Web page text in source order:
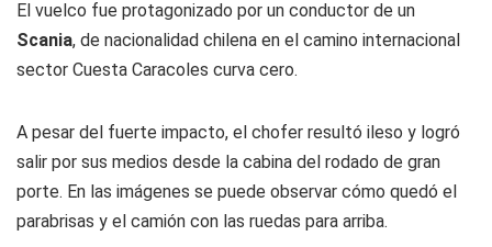
El vuelco fue protagonizado por un conductor de un
Scania, de nacionalidad chilena en el camino internacional
sector Cuesta Caracoles curva cero.
A pesar del fuerte impacto, el chofer resultó ileso y logró
salir por sus medios desde la cabina del rodado de gran
porte. En las imágenes se puede observar cómo quedó el
parabrisas y el camión con las ruedas para arriba.